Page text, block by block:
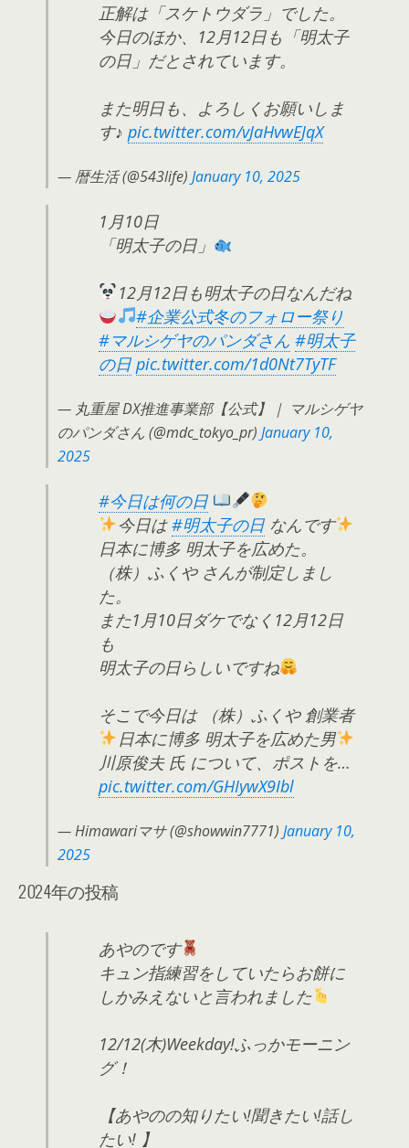
正解は「スケトウダラ」でした。
今日のほか、12月12日も「明太子
の日」だとされています。
また明日も、よろしくお願いしま
す♪ pic.twitter.com/vJaHvwEJqX
— 暦生活 (@543life) January 10, 2025
1月10日
「明太子の日」
12月12日も明太子の日なんだね
#企業公式冬のフォロー祭り
#マルシゲヤのパンダさん #明太子
の日 pic.twitter.com/1d0Nt7TyTF
— 丸重屋 DX推進事業部【公式】｜ マルシゲヤ
のパンダさん (@mdc_tokyo_pr) January 10,
2025
#今日は何の日
今日は#明太子の日なんです
日本に博多 明太子を広めた。
（株）ふくや さんが制定しまし
た。
また1月10日ダケでなく12月12日
も
明太子の日らしいですね
そこで今日は （株）ふくや 創業者
日本に博多 明太子を広めた男
川原俊夫 氏 について、ポストを…
pic.twitter.com/GHIywX9Ibl
— Himawariマサ (@showwin7771) January 10,
2025
2024年の投稿
あやのです
キュン指練習をしていたらお餅に
しかみえないと言われました
12/12(木)Weekday!ふっかモーニン
グ！
【あやのの知りたい!聞きたい!話し
たい! 】